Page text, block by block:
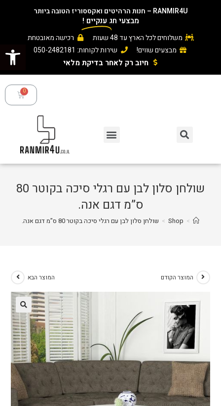
פתח סרגל נגישות
RANMIR4U – חנות הרהיטים ואקססוריז הטובה ביותר
מבצעי חג ענקיים !
משלוחים לכל הארץ עד 48 שעות
רכישה מאובטחת
מבצעים שווים!
שירות לקוחות: 050-2482181
חיוב רק לאחר בדיקת מלאי ​
שולחן סלון לבן עם רגלי סיכה בקוטר 80
ס”מ דגם אנה.
>
Shop
> שולחן סלון לבן עם רגלי סיכה בקוטר 80 ס”מ דגם אנה.
המוצר הקודם המוצר הבא
🔍